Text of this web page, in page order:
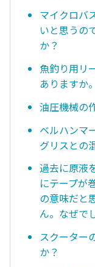
マイクロバ
いと思うの
か？
魚釣り用リ
ありますか。
油圧機械の
ベルハンマ
グリスとの
過去に原液
にテープが
の意味だと
ん。なぜで
スクーター
か？